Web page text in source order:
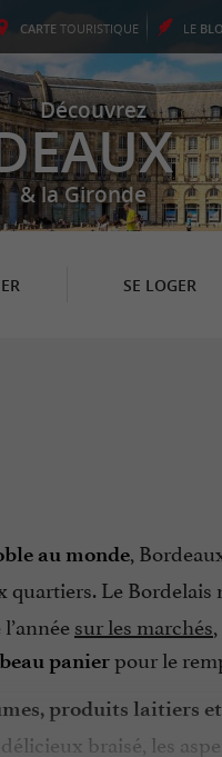
CARTE TOURISTIQUE LE
Découvrez
& la Gironde
SE LOGER
au monde,
Le Bordelais
sur les marchés
panierpour le
produits laitiers
braisé, les